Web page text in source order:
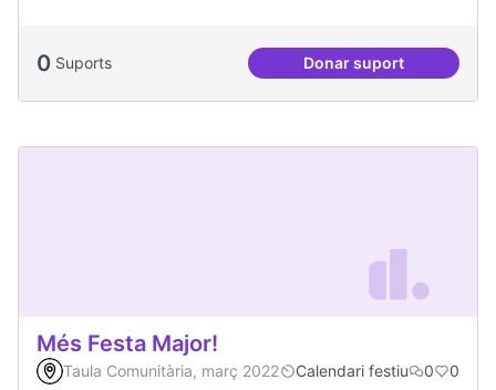
0 Suports Donar suport
Malestar
Més Festa Major!
Taula Comunitària, març 2022 Calendari festiu 0 0